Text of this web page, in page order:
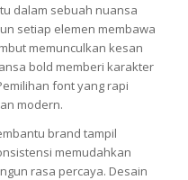
dalam sebuah nuansa
setiap elemen membawa
memunculkan kesan
bold memberi karakter
font yang rapi
modern.
brand tampil
memudahkan
rasa percaya. Desain